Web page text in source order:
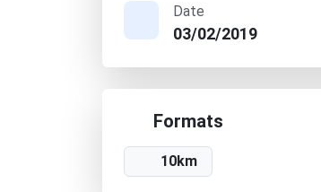
Date
03/02/2019
Formats
10km